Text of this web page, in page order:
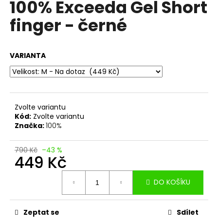
100% Exceeda Gel Short
finger - černé
VARIANTA
Zvolte variantu
Kód: Zvolte variantu
Značka:100%
790 Kč –43 %
449 Kč
DO KOŠÍKU
Zeptat se Sdílet
a
j
t
?
D
o
r
u